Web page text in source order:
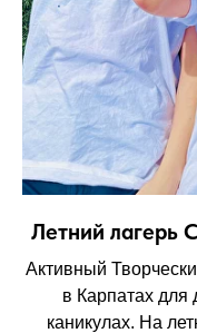
Летний лагерь
Активный
в Карпатах для
каникулах. На